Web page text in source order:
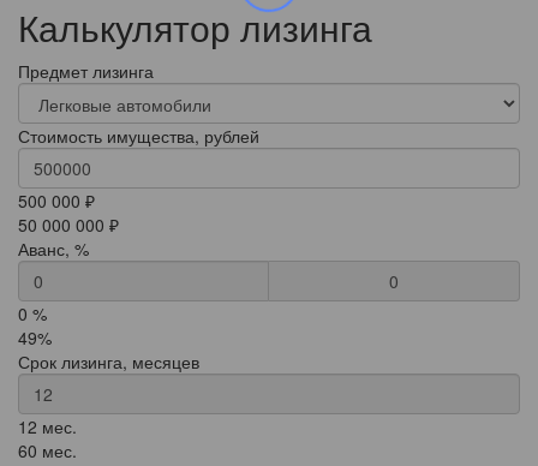
Калькулятор лизинга
Предмет лизинга
Стоимость имущества, рублей
500 000 ₽
50 000 000 ₽
Аванс, %
0
0 %
49%
Срок лизинга, месяцев
12 мес.
60 мес.